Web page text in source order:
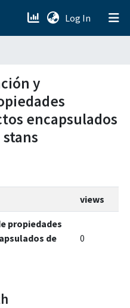
Log In (current)
y
encapsulados
views
propiedades
de
0